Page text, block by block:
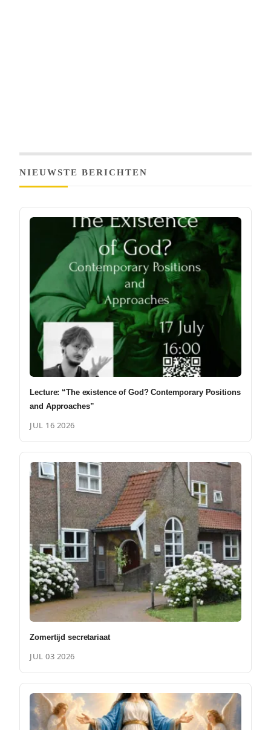
NIEUWSTE BERICHTEN
Lecture: “The existence of God? Contemporary Positions
and Approaches”
JUL 16 2026
Zomertijd secretariaat
JUL 03 2026